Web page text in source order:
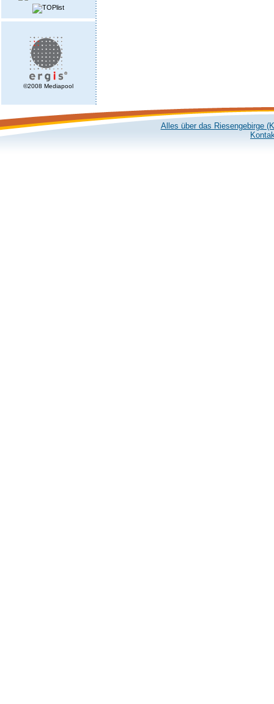
©2008 Mediapool
Alles über das Riesengebirge